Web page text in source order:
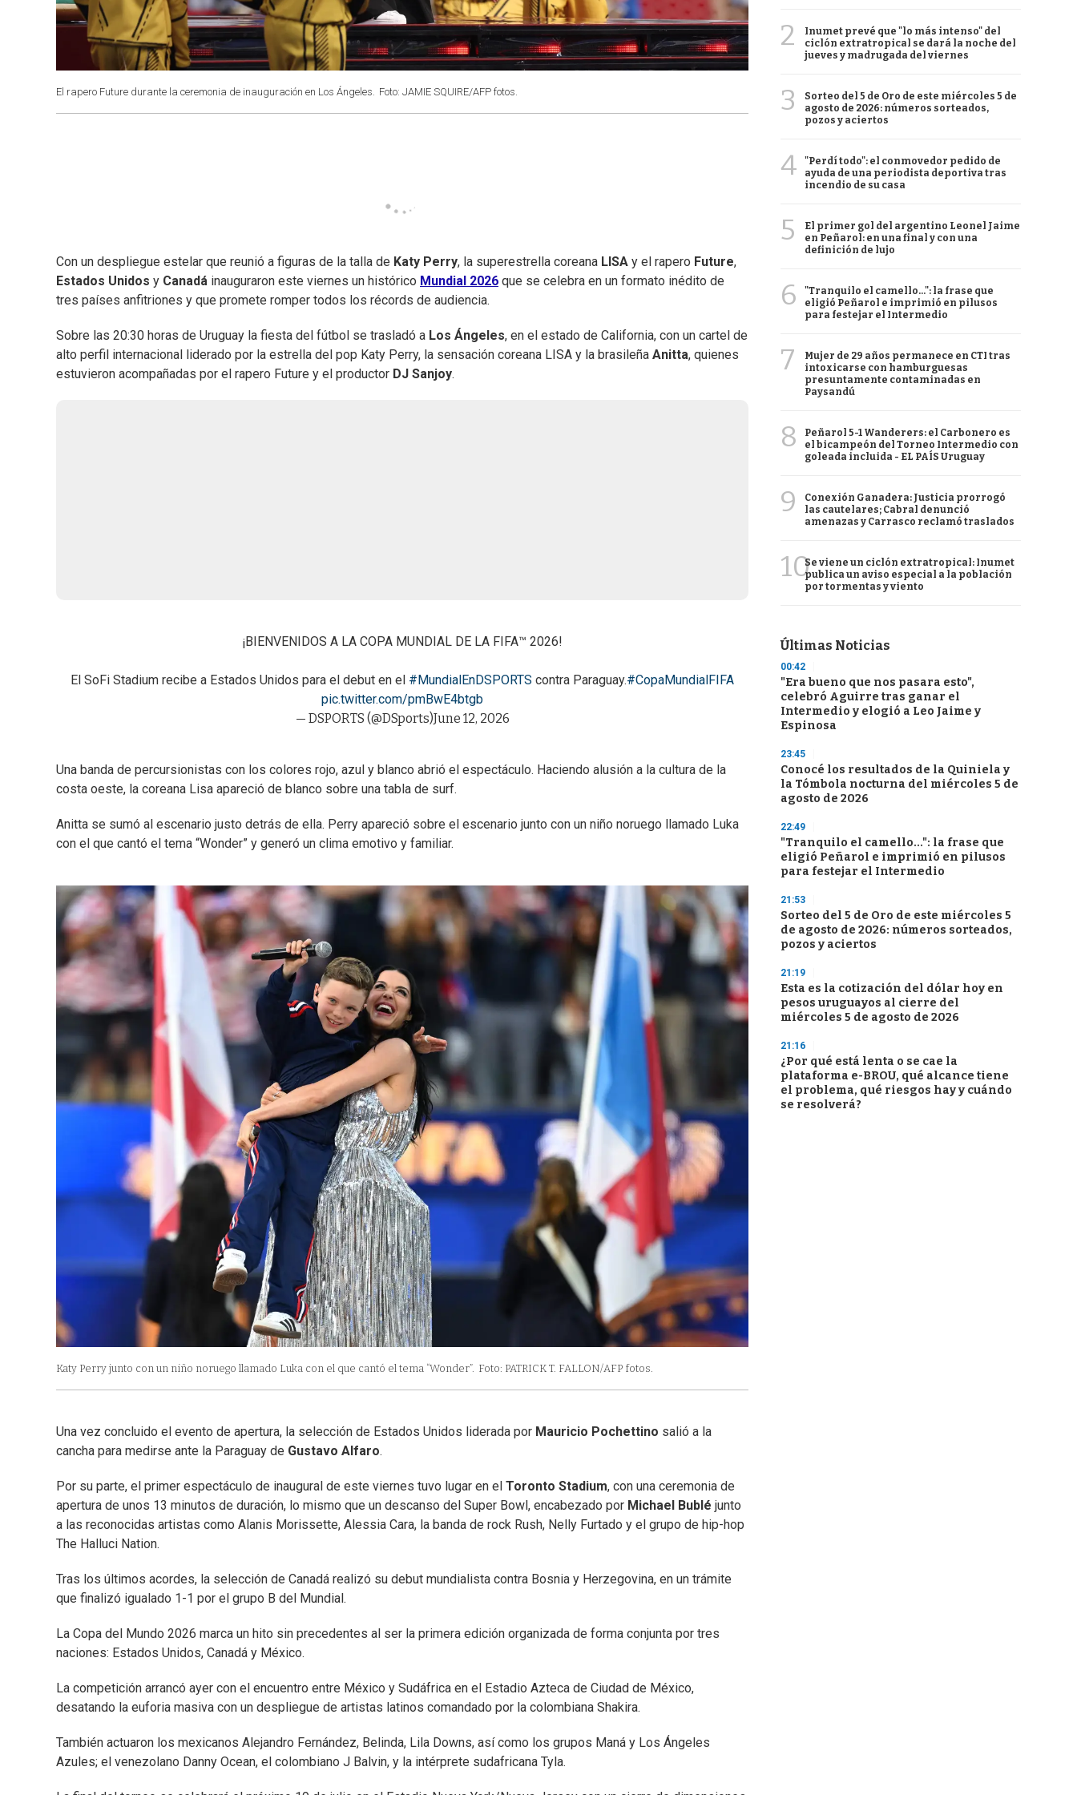
El rapero Future durante la ceremonia de inauguración en Los Ángeles. Foto: JAMIE SQUIRE/AFP fotos.
Con un despliegue estelar que reunió a figuras de la talla de Katy Perry, la superestrella coreana LISA y el rapero Future,
Estados Unidos y Canadá inauguraron este viernes un histórico Mundial 2026 que se celebra en un formato inédito de
tres países anfitriones y que promete romper todos los récords de audiencia.
Sobre las 20:30 horas de Uruguay la fiesta del fútbol se trasladó a Los Ángeles, en el estado de California, con un cartel de
alto perfil internacional liderado por la estrella del pop Katy Perry, la sensación coreana LISA y la brasileña Anitta, quienes
estuvieron acompañadas por el rapero Future y el productor DJ Sanjoy.
¡BIENVENIDOS A LA COPA MUNDIAL DE LA FIFA™ 2026!
El SoFi Stadium recibe a Estados Unidos para el debut en el #MundialEnDSPORTS contra Paraguay.#CopaMundialFIFA
pic.twitter.com/pmBwE4btgb
— DSPORTS (@DSports)June 12, 2026
Una banda de percursionistas con los colores rojo, azul y blanco abrió el espectáculo. Haciendo alusión a la cultura de la
costa oeste, la coreana Lisa apareció de blanco sobre una tabla de surf.
Anitta se sumó al escenario justo detrás de ella. Perry apareció sobre el escenario junto con un niño noruego llamado Luka
con el que cantó el tema “Wonder” y generó un clima emotivo y familiar.
Katy Perry junto con un niño noruego llamado Luka con el que cantó el tema “Wonder”. Foto: PATRICK T. FALLON/AFP fotos.
Una vez concluido el evento de apertura, la selección de Estados Unidos liderada por Mauricio Pochettino salió a la
cancha para medirse ante la Paraguay de Gustavo Alfaro.
Por su parte, el primer espectáculo de inaugural de este viernes tuvo lugar en el Toronto Stadium, con una ceremonia de
apertura de unos 13 minutos de duración, lo mismo que un descanso del Super Bowl, encabezado por Michael Bublé junto
a las reconocidas artistas como Alanis Morissette, Alessia Cara, la banda de rock Rush, Nelly Furtado y el grupo de hip-hop
The Halluci Nation.
Tras los últimos acordes, la selección de Canadá realizó su debut mundialista contra Bosnia y Herzegovina, en un trámite
que finalizó igualado 1-1 por el grupo B del Mundial.
La Copa del Mundo 2026 marca un hito sin precedentes al ser la primera edición organizada de forma conjunta por tres
naciones: Estados Unidos, Canadá y México.
La competición arrancó ayer con el encuentro entre México y Sudáfrica en el Estadio Azteca de Ciudad de México,
desatando la euforia masiva con un despliegue de artistas latinos comandado por la colombiana Shakira.
También actuaron los mexicanos Alejandro Fernández, Belinda, Lila Downs, así como los grupos Maná y Los Ángeles
Azules; el venezolano Danny Ocean, el colombiano J Balvin, y la intérprete sudafricana Tyla.
2
Inumet prevé que "lo más intenso" del
ciclón extratropical se dará la noche del
jueves y madrugada del viernes
3
Sorteo del 5 de Oro de este miércoles 5 de
agosto de 2026: números sorteados,
pozos y aciertos
4
"Perdí todo": el conmovedor pedido de
ayuda de una periodista deportiva tras
incendio de su casa
5
El primer gol del argentino Leonel Jaime
en Peñarol: en una final y con una
definición de lujo
6
"Tranquilo el camello...": la frase que
eligió Peñarol e imprimió en pilusos
para festejar el Intermedio
7
Mujer de 29 años permanece en CTI tras
intoxicarse con hamburguesas
presuntamente contaminadas en
Paysandú
8
Peñarol 5-1 Wanderers: el Carbonero es
el bicampeón del Torneo Intermedio con
goleada incluida - EL PAÍS Uruguay
9
Conexión Ganadera: Justicia prorrogó
las cautelares; Cabral denunció
amenazas y Carrasco reclamó traslados
10Se viene un ciclón extratropical: Inumet
publica un aviso especial a la población
por tormentas y viento
Últimas Noticias
00:42
"Era bueno que nos pasara esto",
celebró Aguirre tras ganar el
Intermedio y elogió a Leo Jaime y
Espinosa
23:45
Conocé los resultados de la Quiniela y
la Tómbola nocturna del miércoles 5 de
agosto de 2026
22:49
"Tranquilo el camello...": la frase que
eligió Peñarol e imprimió en pilusos
para festejar el Intermedio
21:53
Sorteo del 5 de Oro de este miércoles 5
de agosto de 2026: números sorteados,
pozos y aciertos
21:19
Esta es la cotización del dólar hoy en
pesos uruguayos al cierre del
miércoles 5 de agosto de 2026
21:16
¿Por qué está lenta o se cae la
plataforma e-BROU, qué alcance tiene
el problema, qué riesgos hay y cuándo
se resolverá?